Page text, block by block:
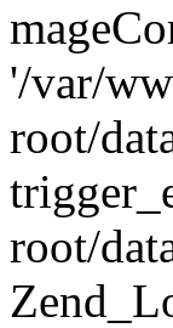
'/var/
root/
root/